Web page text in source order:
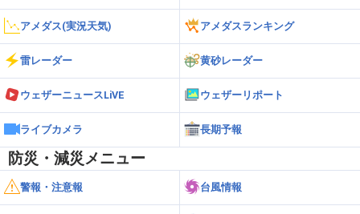
アメダス(実況天気) アメダスランキング
雷レーダー 黄砂レーダー
ウェザーニュースLiVE ウェザーリポート
ライブカメラ 長期予報
防災・減災メニュー
警報・注意報 台風情報